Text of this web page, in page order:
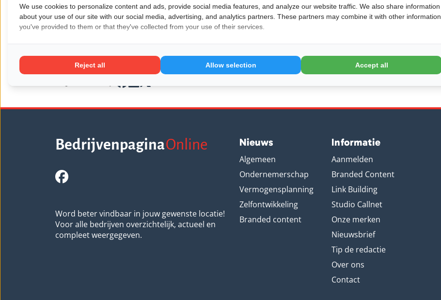
afvalbeheer. De dienstverlening richt zich met name op Noord-Nederland en is eenvoudig online
te regelen.
Voor meer informatie:
vanderveencontainers
Wil je dat jouw bedrijf hier ook staat?Meld je aan!
BedrijvenpaginaOnline
Word beter vindbaar in jouw gewenste locatie!
Voor alle bedrijven overzichtelijk, actueel en
compleet weergegeven.
Nieuws
Algemeen
Ondernemerschap
Vermogensplanning
Zelfontwikkeling
Branded content
Informatie
Aanmelden
Branded Content
Link Building
Studio Callnet
Onze merken
Nieuwsbrief
Tip de redactie
Over ons
Contact
We use cookies to personalize content and ads, provide social media features, and analyze our website traffic. We also share information
about your use of our site with our social media, advertising, and analytics partners. These partners may combine it with other information
you've provided to them or that they've collected from your use of their services.
Reject all Allow selection Accept all